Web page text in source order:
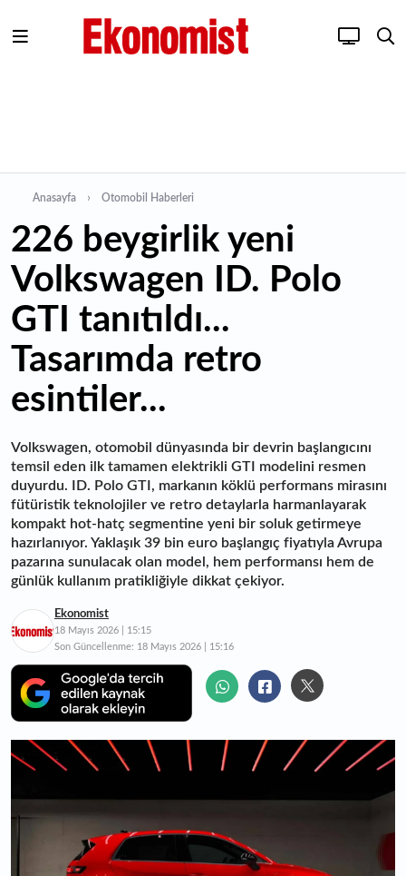
Anasayfa Otomobil Haberleri
226 beygirlik yeni
Volkswagen ID. Polo
GTI tanıtıldı...
Tasarımda retro
esintiler...
Volkswagen, otomobil dünyasında bir devrin başlangıcını
temsil eden ilk tamamen elektrikli GTI modelini resmen
duyurdu. ID. Polo GTI, markanın köklü performans mirasını
fütüristik teknolojiler ve retro detaylarla harmanlayarak
kompakt hot-hatç segmentine yeni bir soluk getirmeye
hazırlanıyor. Yaklaşık 39 bin euro başlangıç fiyatıyla Avrupa
pazarına sunulacak olan model, hem performansı hem de
günlük kullanım pratikliğiyle dikkat çekiyor.
Ekonomist
18 Mayıs 2026 | 15:15
Son Güncellenme: 18 Mayıs 2026 | 15:16